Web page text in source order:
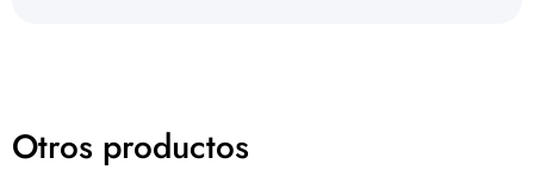
Otros productos